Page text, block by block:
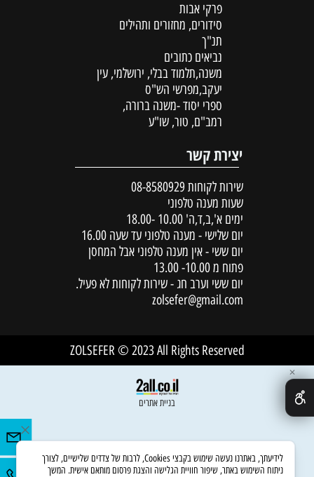
פרקי אבות
סידורים, מחזורים ותהילים
תנ"ך
נביאים כתובים
משנה,תלמוד בבלי, ירושלמי, עין
יעקב,מפרשי הש"ס
ספרי יסוד -משנה ברורה,
רמב"ם, טור, שו"ע
יצירת קשר
שירות לקוחות 08-8580929
שעות מענה טלפוני
ימים א',ב,ד,ה' 10.00 -18.00
יום שלישי - מענה טלפוני עד שעה 16.00
יום ששי - אין מענה טלפוני אבל המחסן
פתוח מ 10.00- 13.00
יום ששי וערב חג - שירות לקוחות לא פעיל.
zolsefer@gmail.com
ZOLSEFER © 2023 All Rights Reserved
בניית אתרים
✕
לידיעתך, באתרנו נעשה שימוש בקבצי Cookies, לרבות של צדדים שלישיים, לצורך
ניתוח השימוש באתר, שיפור חוויית הגלישה והצגת פרסום מותאם אישית. המשך